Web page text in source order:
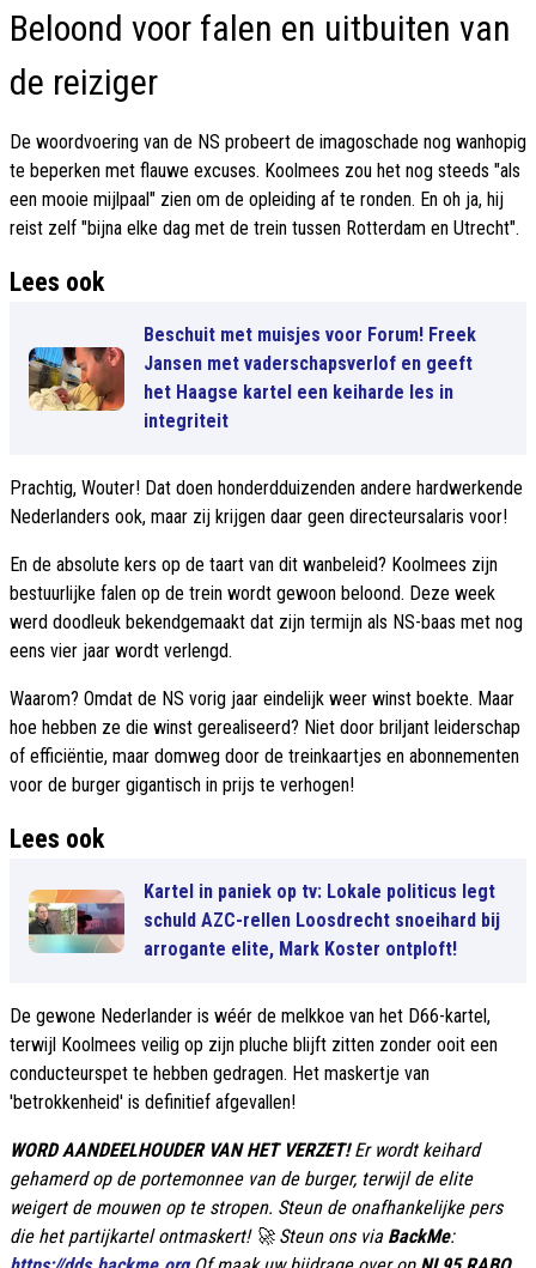
Beloond voor falen en uitbuiten van
de reiziger
De woordvoering van de NS probeert de imagoschade nog wanhopig
te beperken met flauwe excuses. Koolmees zou het nog steeds "als
een mooie mijlpaal" zien om de opleiding af te ronden. En oh ja, hij
reist zelf "bijna elke dag met de trein tussen Rotterdam en Utrecht".
Lees ook
Beschuit met muisjes voor Forum! Freek
Jansen met vaderschapsverlof en geeft
het Haagse kartel een keiharde les in
integriteit
Prachtig, Wouter! Dat doen honderdduizenden andere hardwerkende
Nederlanders ook, maar zij krijgen daar geen directeursalaris voor!
En de absolute kers op de taart van dit wanbeleid? Koolmees zijn
bestuurlijke falen op de trein wordt gewoon beloond. Deze week
werd doodleuk bekendgemaakt dat zijn termijn als NS-baas met nog
eens vier jaar wordt verlengd.
Waarom? Omdat de NS vorig jaar eindelijk weer winst boekte. Maar
hoe hebben ze die winst gerealiseerd? Niet door briljant leiderschap
of efficiëntie, maar domweg door de treinkaartjes en abonnementen
voor de burger gigantisch in prijs te verhogen!
Lees ook
Kartel in paniek op tv: Lokale politicus legt
schuld AZC-rellen Loosdrecht snoeihard bij
arrogante elite, Mark Koster ontploft!
De gewone Nederlander is wéér de melkkoe van het D66-kartel,
terwijl Koolmees veilig op zijn pluche blijft zitten zonder ooit een
conducteurspet te hebben gedragen. Het maskertje van
'betrokkenheid' is definitief afgevallen!
WORD AANDEELHOUDER VAN HET VERZET! Er wordt keihard
gehamerd op de portemonnee van de burger, terwijl de elite
weigert de mouwen op te stropen. Steun de onafhankelijke pers
die het partijkartel ontmaskert! 🚀 Steun ons via BackMe: